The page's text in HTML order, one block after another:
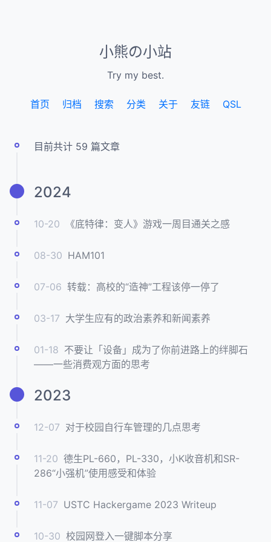
小熊の小站
Try my best.
首页 归档 搜索 分类 关于 友链 QSL
目前共计 59 篇文章
2024
10-20 《底特律：变人》游戏一周目通关之感
08-30 HAM101
07-06 转载：高校的“造神”工程该停一停了
03-17 大学生应有的政治素养和新闻素养
01-18 不要让「设备」成为了你前进路上的绊脚石
——一些消费观方面的思考
2023
12-07 对于校园自行车管理的几点思考
11-20 德生PL-660，PL-330，小K收音机和SR-
286“小强机”使用感受和体验
11-07 USTC Hackergame 2023 Writeup
10-30 校园网登入一键脚本分享